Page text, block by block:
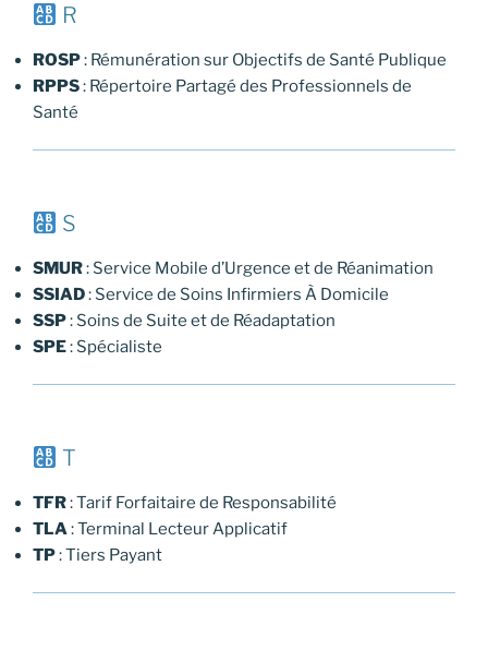
R
ROSP: Rémunération sur Objectifs de Santé Publique
RPPS: Répertoire Partagé des Professionnels de
Santé
S
SMUR: Service Mobile d’Urgence et de Réanimation
SSIAD: Service de Soins Infirmiers À Domicile
SSP: Soins de Suite et de Réadaptation
SPE: Spécialiste
T
TFR: Tarif Forfaitaire de Responsabilité
TLA : Terminal Lecteur Applicatif
TP: Tiers Payant